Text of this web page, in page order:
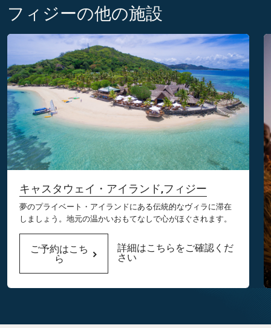
フィジーの他の施設
キャスタウェイ・アイランド,フィジー
夢のプライベート・アイランドにある伝統的なヴィラに滞在
しましょう。地元の温かいおもてなしで心がほぐされます。
ご予約はこち
ら
詳細はこちらをご確認くだ
さい